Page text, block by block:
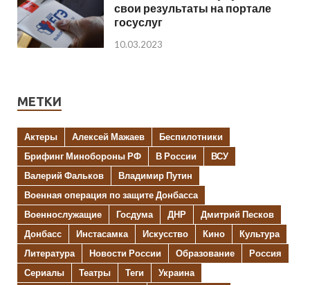
свои результаты на портале
госуслуг
10.03.2023
МЕТКИ
Актеры Алексей Мажаев
Беспилотники
Брифинг Минобороны РФ
В России
ВСУ
Валерий Фальков
Владимир Путин
Военная операция по защите Донбасса
Военнослужащие
Госдума ДНР
Дмитрий Песков
Донбасс
Инстасамка Искусство Кино
Культура
Литература
Новости России Образование
Россия
Сериалы
Театры Теги
Украина